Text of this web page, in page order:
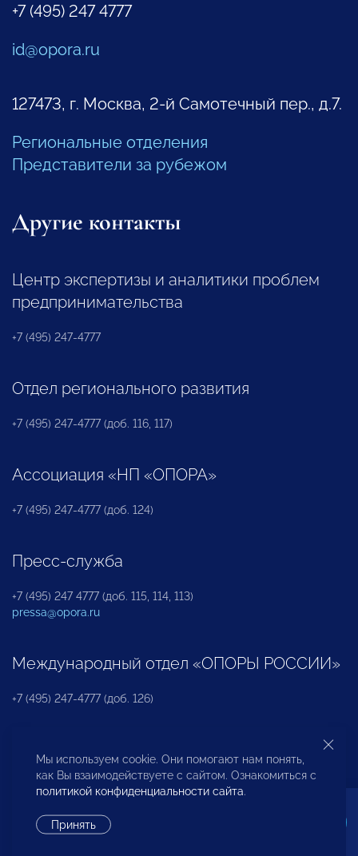
+7 (495) 247 4777
id@opora.ru
127473, г. Москва, 2-й Самотечный пер., д.7.
Региональные отделения
Представители за рубежом
Другие контакты
Центр экспертизы и аналитики проблем
предпринимательства
+7 (495) 247-4777
Отдел регионального развития
+7 (495) 247-4777 (доб. 116, 117)
Ассоциация «НП «ОПОРА»
+7 (495) 247-4777 (доб. 124)
Пресс-служба
+7 (495) 247 4777 (доб. 115, 114, 113)
pressa@opora.ru
Международный отдел «ОПОРЫ РОССИИ»
+7 (495) 247-4777 (доб. 126)
Бюро по защите прав предпринимателей и
инвесторов
Мы используем cookie. Они помогают нам понять,
как Вы взаимодействуете с сайтом. Ознакомиться с
политикой конфиденциальности сайта.
Принять